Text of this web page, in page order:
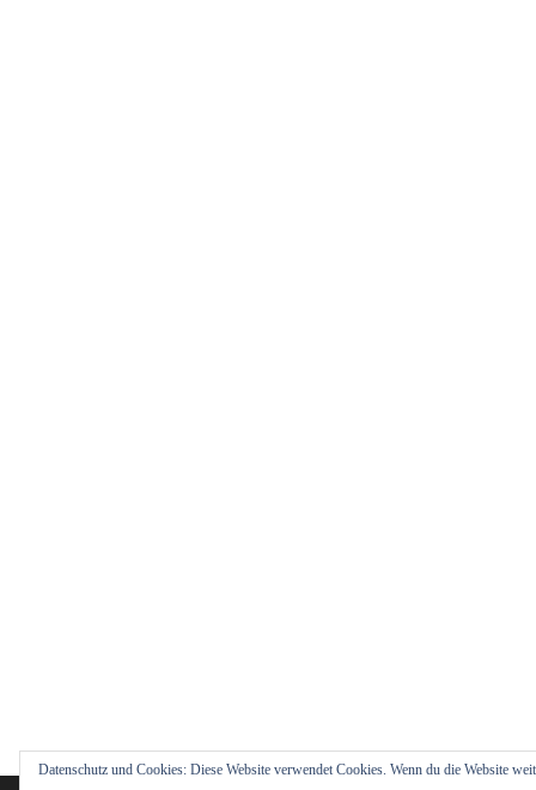
Datenschutz und Cookies: Diese Website verwendet Cookies. Wenn du die Website